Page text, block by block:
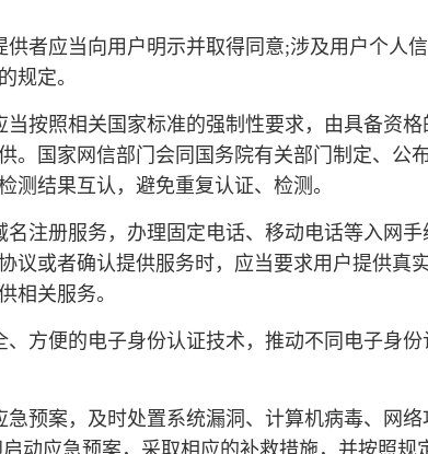
者应当向用户明示并取得同意;涉及用户个人
规定。
按照相关国家标准的强制性要求，由具备资格
。国家网信部门会同国务院有关部门制定、公
测结果互认，避免重复认证、检测。
注册服务，办理固定电话、移动电话等入网手
议或者确认提供服务时，应当要求用户提供真
相关服务。
方便的电子身份认证技术，推动不同电子身
预案，及时处置系统漏洞、计算机病毒、网络
动应急预案，采取相应的补救措施，并按照规